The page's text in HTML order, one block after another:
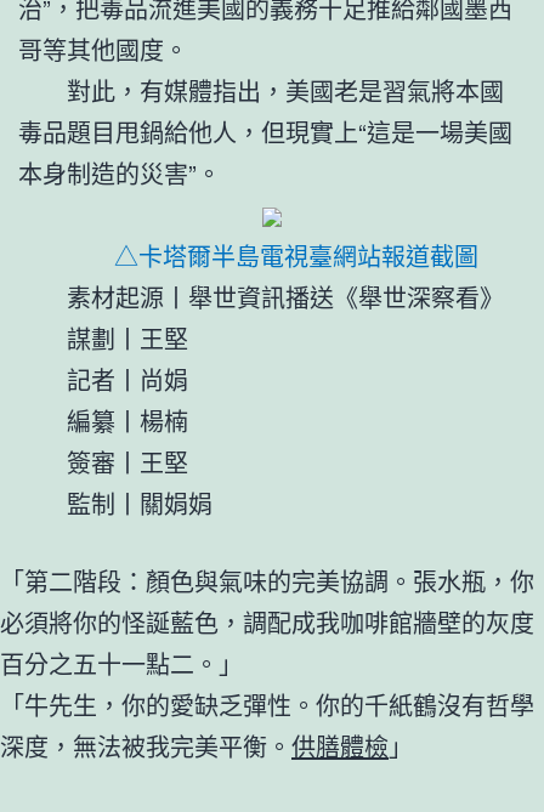
治”，把毒品流進美國的義務十足推給鄰國墨西
哥等其他國度。
對此，有媒體指出，美國老是習氣將本國
毒品題目甩鍋給他人，但現實上“這是一場美國
本身制造的災害”。
△卡塔爾半島電視臺網站報道截圖
素材起源丨舉世資訊播送《舉世深察看》
謀劃丨王堅
記者丨尚娟
編纂丨楊楠
簽審丨王堅
監制丨關娟娟
「第二階段：顏色與氣味的完美協調。張水瓶，你
必須將你的怪誕藍色，調配成我咖啡館牆壁的灰度
百分之五十一點二。」
「牛先生，你的愛缺乏彈性。你的千紙鶴沒有哲學
深度，無法被我完美平衡。 供膳體檢 」